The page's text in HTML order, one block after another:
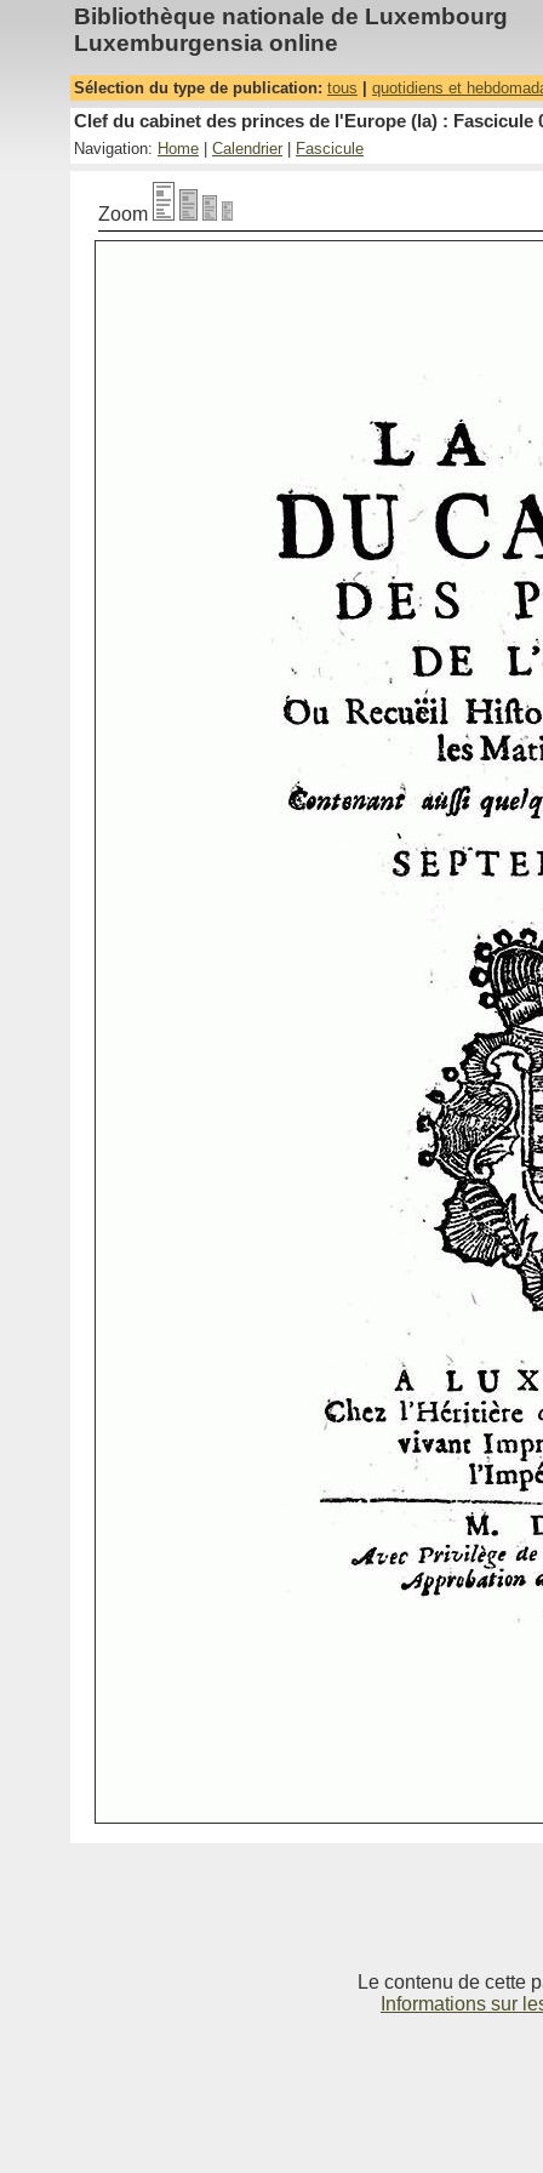
Bibliothèque nationale de Luxembourg
Luxemburgensia online
Sélection du type de publication: tous quotidiens et
Clef du cabinet des princes de l'Europe (la) : Fascicule
Navigation: Home Calendrier Fascicule
Zoom
Le contenu de cette
Informations sur